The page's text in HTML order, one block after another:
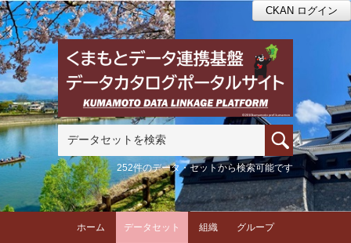
CKAN ログイン
252件のデータ・セットから検索可能です
ホーム データセット 組織 グループ